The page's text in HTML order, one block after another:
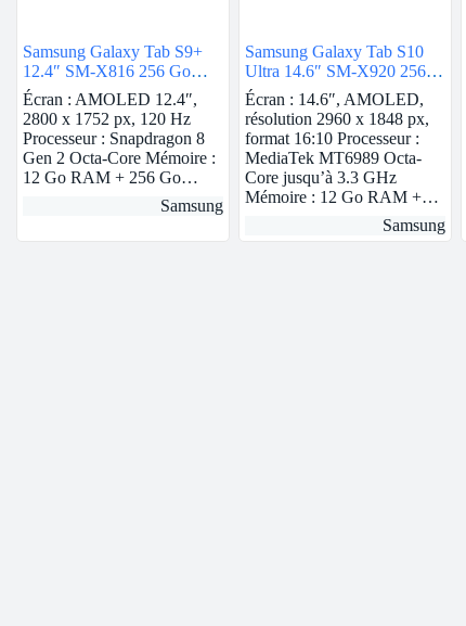
Samsung Galaxy Tab S9+
12.4″ SM-X816 256 Go
Anthracite 5G
Écran : AMOLED 12.4″,
2800 x 1752 px, 120 Hz
Processeur : Snapdragon 8
Gen 2 Octa-Core Mémoire :
12 Go RAM + 256 Go…
Samsung
Samsung Galaxy Tab S10
Ultra 14.6″ SM-X920 256
Go Gris 5G
Écran : 14.6″, AMOLED,
résolution 2960 x 1848 px,
format 16:10 Processeur :
MediaTek MT6989 Octa-
Core jusqu’à 3.3 GHz
Mémoire : 12 Go RAM +…
Samsung